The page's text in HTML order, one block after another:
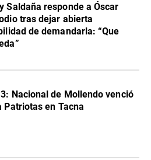
Saldaña responde a Óscar
tras dejar abierta
de demandarla: “Que
Nacional de Mollendo venció
Patriotas en Tacna